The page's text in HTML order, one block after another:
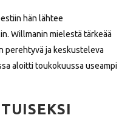
hän lähtee
Willmanin mielestä tärkeää
perehtyvä ja keskusteleva
aloitti toukokuussa useampi